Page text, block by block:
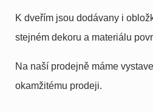
K dveřím jsou dodávany i
stejném dekoru a materiálu
Na naší prodejně máme
okamžitému prodeji.